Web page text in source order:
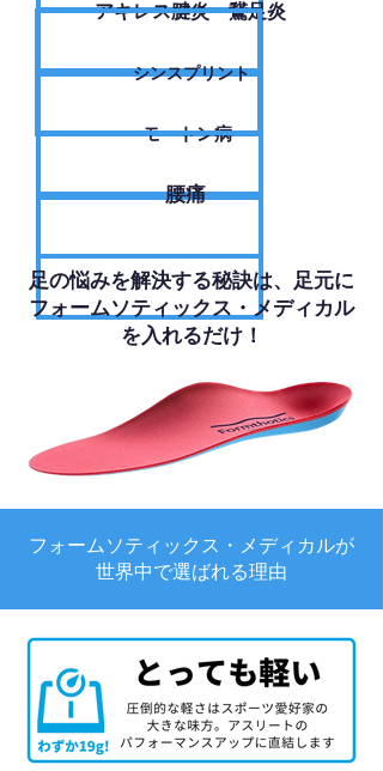
アキレス腱炎・鵞足炎
シンスプリント
モートン病
腰痛
足の悩みを解決する秘訣は、足元に
フォームソティックス・メディカル
を入れるだけ！
フォームソティックス・メディカルが
世界中で選ばれる理由